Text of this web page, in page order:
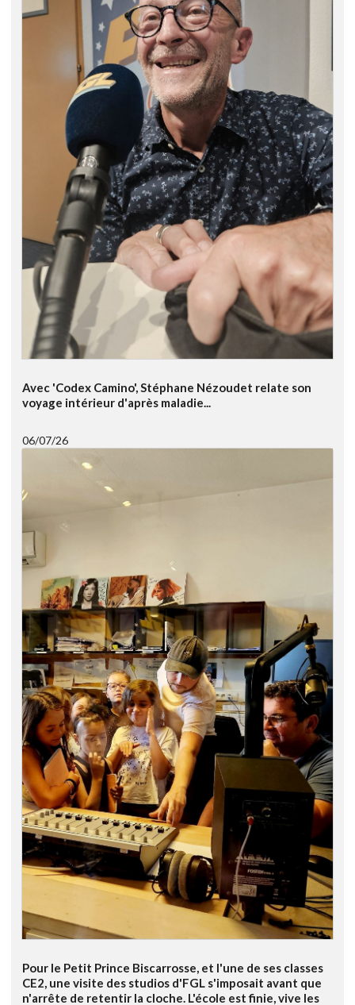
Avec 'Codex Camino', Stéphane Nézoudet relate son
voyage intérieur d'après maladie...
06/07/26
Pour le Petit Prince Biscarrosse, et l'une de ses classes
CE2, une visite des studios d'FGL s'imposait avant que
n'arrête de retentir la cloche. L'école est finie, vive les